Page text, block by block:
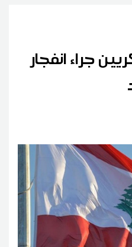
3 عسكريين جراء انفجار